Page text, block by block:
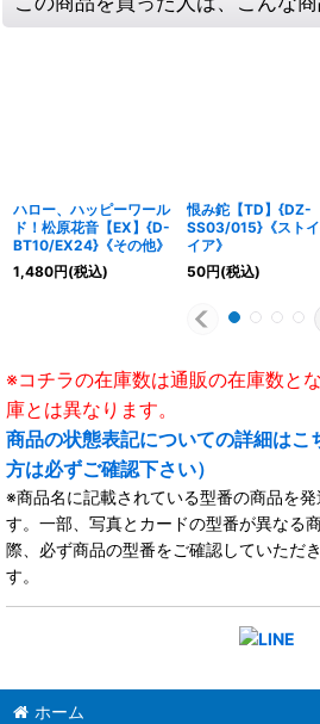
ハロー、ハッピーワール
ド！松原花音【EX】{D-
BT10/EX24}《その他》
1,480円(税込)
恨み鉈【TD】{DZ-
SS03/015}《スト
イア》
50円(税込)
※コチラの在庫数は通販の在庫数と
庫とは異なります。
商品の状態表記についての詳細はこ
方は必ずご確認下さい）
※商品名に記載されている型番の商品を
す。一部、写真とカードの型番が異なる
際、必ず商品の型番をご確認していただ
す。
ホーム